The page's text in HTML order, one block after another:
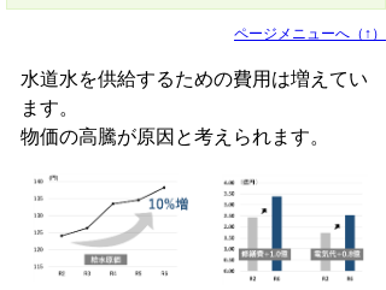
ページメニューへ（↑）
水道水を供給するための費用は増えてい
ます。
物価の高騰が原因と考えられます。